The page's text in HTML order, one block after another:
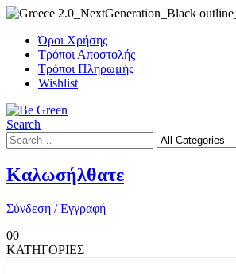
Όροι Χρήσης
Τρόποι Αποστολής
Τρόποι Πληρωμής
Wishlist
Search
Καλωσήλθατε
Σύνδεση / Εγγραφή
00
ΚΑΤΗΓΟΡΙΕΣ